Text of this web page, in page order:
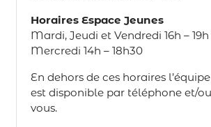
Horaires Espace Jeunes
Mardi, Jeudi et Vendredi 16h – 19h
Mercredi 14h – 18h30
En dehors de ces horaires
est disponible par téléphone et/
vous.